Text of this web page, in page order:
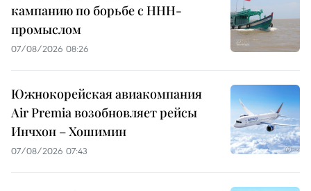
кампанию по борьбе с ННН-
промыслом
07/08/2026 08:26
Южнокорейская авиакомпания
Air Premia возобновляет рейсы
Инчхон – Хошимин
07/08/2026 07:43